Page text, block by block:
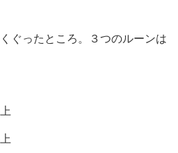
ぐったところ。３つのルーンは